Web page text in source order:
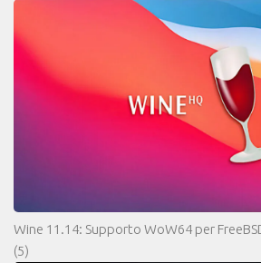
Wine 11.14: Supporto WoW64 per
(5)